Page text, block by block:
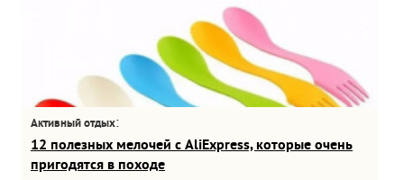
Активный отдых:
12 полезных мелочей с AliExpress, которые очень
пригодятся в походе